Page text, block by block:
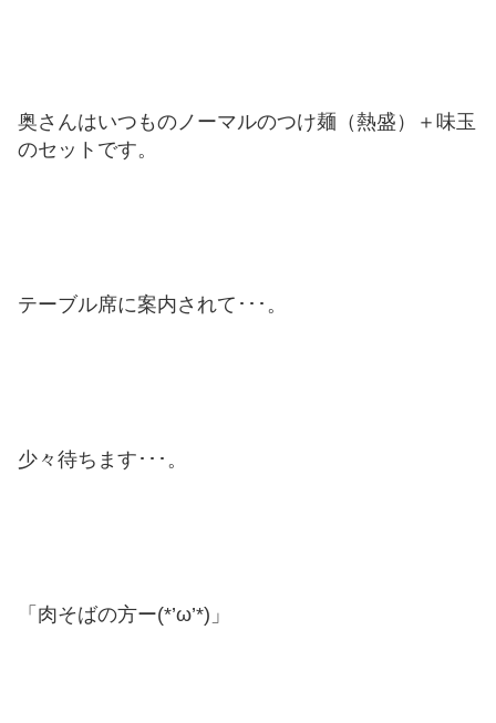
奥さんはいつものノーマルのつけ麺（熱盛）＋味玉
のセットです。
テーブル席に案内されて･･･。
少々待ちます･･･。
「肉そばの方ー(*’ω’*)」